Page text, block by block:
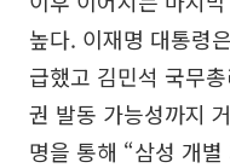
높다. 이재명 대통령
급했고 김민석 국무
권 발동 가능성까지
명을 통해 “삼성 개